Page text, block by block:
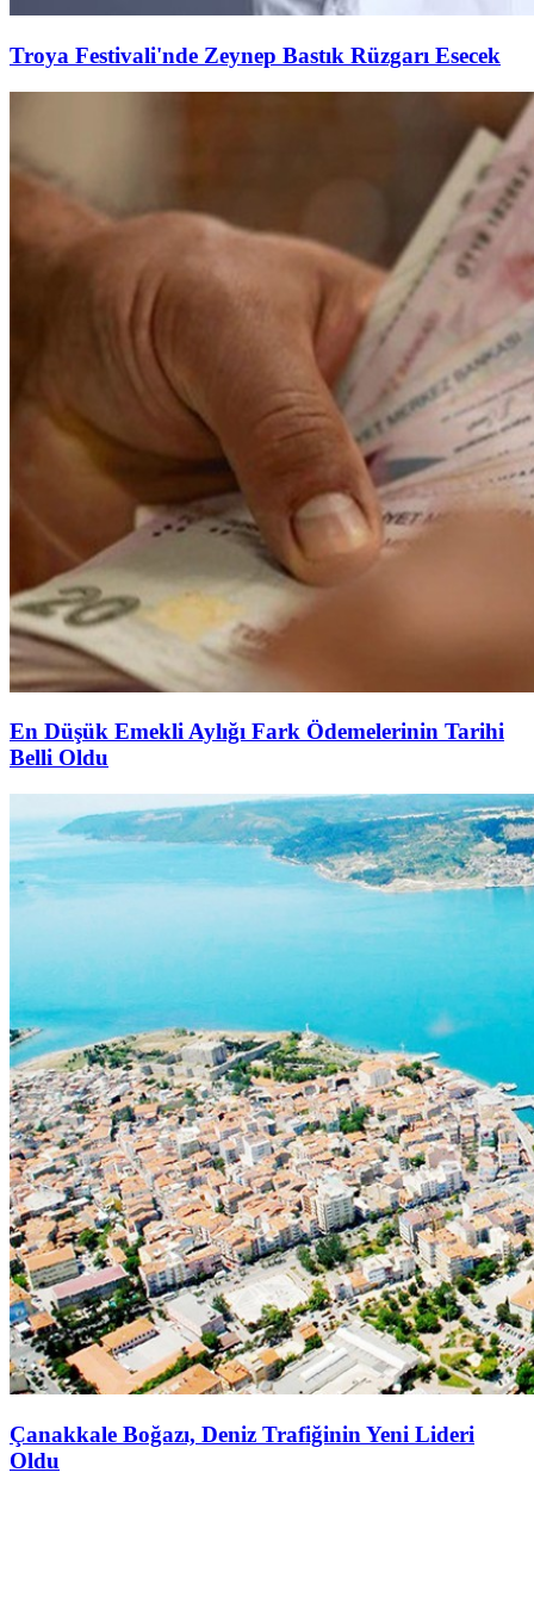
Troya Festivali'nde Zeynep Bastık Rüzgarı Esecek
En Düşük Emekli Aylığı Fark Ödemelerinin Tarihi
Belli Oldu
Çanakkale Boğazı, Deniz Trafiğinin Yeni Lideri
Oldu